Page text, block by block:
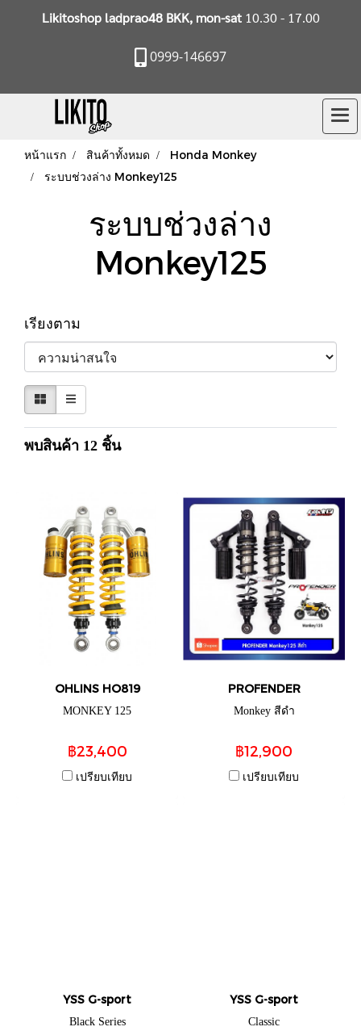
Likitoshop ladprao48 BKK, mon-sat10.30 - 17.00
0999-146697
หน้าแรก สินค้าทั้งหมด
Honda Monkey
ระบบช่วงล่าง Monkey125
ระบบช่วงล่าง
Monkey125
เรียงตาม
พบสินค้า 12 ชิ้น
OHLINS HO819
MONKEY 125
฿23,400
เปรียบเทียบ
PROFENDER
Monkey สีดำ
฿12,900
เปรียบเทียบ
YSS G-sport
Black Series
YSS G-sport
Classic